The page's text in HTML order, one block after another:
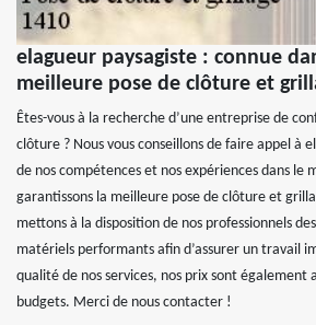
elagueur paysagiste : connue
meilleure pose de clôture et
Êtes-vous à la recherche d’une entreprise de
clôture ? Nous vous conseillons de faire appel à
de nos compétences et nos expériences dans le
garantissons la meilleure pose de clôture et
mettons à la disposition de nos professionnels
matériels performants afin d’assurer un travail
qualité de nos services, nos prix sont également
budgets. Merci de nous contacter !